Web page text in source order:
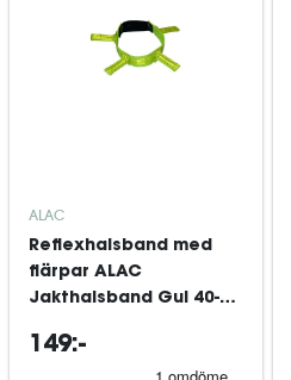
ALAC
Reflexhalsband med
flärpar ALAC
Jakthalsband Gul 40-50
149:-